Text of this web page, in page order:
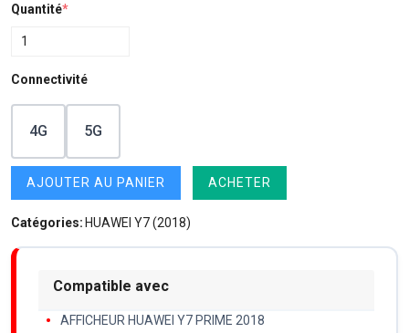
Quantité*
Connectivité
4G 5G
AJOUTER AU PANIER ACHETER
Catégories: HUAWEI Y7 (2018)
Compatible avec
AFFICHEUR HUAWEI Y7 PRIME 2018